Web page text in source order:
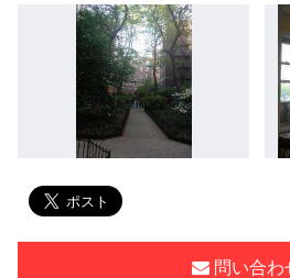
問い合わ